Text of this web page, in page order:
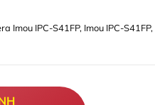
Imou IPC-S41FP, Imou IPC-S41FP,